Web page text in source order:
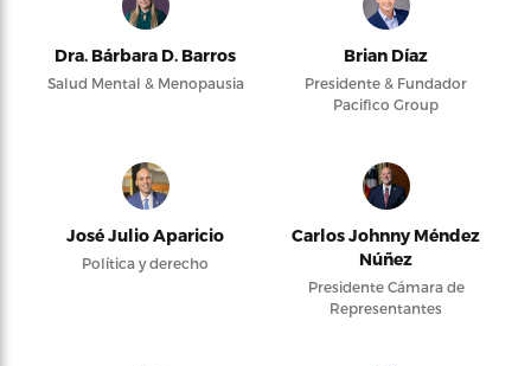
Dra. Bárbara D. Barros
Salud Mental & Menopausia
Brian Díaz
Presidente & Fundador
Pacifico Group
José Julio Aparicio
Política y derecho
Carlos Johnny Méndez
Núñez
Presidente Cámara de
Representantes